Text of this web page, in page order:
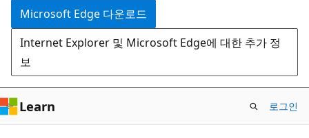
건
너
뛰
기
Microsoft Edge 다운로드
Internet Explorer 및 Microsoft Edge에 대한 추가 정
보
Learn 로그인